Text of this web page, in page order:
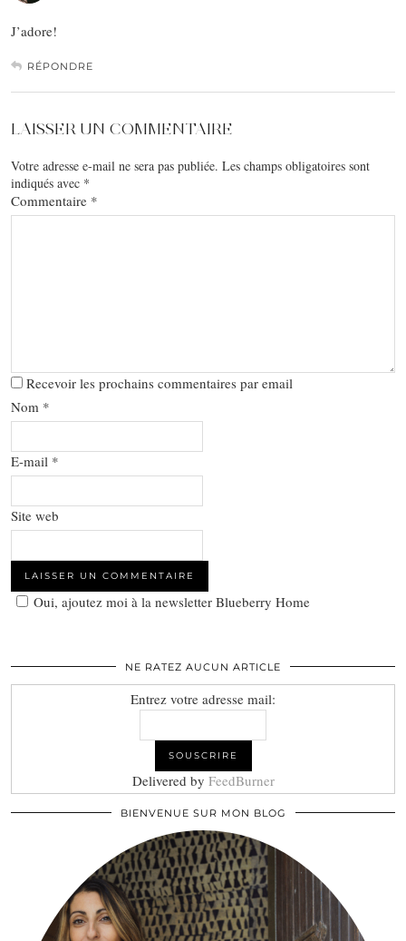
J’adore!
RÉPONDRE
LAISSER UN COMMENTAIRE
Votre adresse e-mail ne sera pas publiée. Les champs obligatoires sont
indiqués avec *
Commentaire *
Recevoir les prochains commentaires par email
Nom *
E-mail *
Site web
Oui, ajoutez moi à la newsletter Blueberry Home
NE RATEZ AUCUN ARTICLE
Entrez votre adresse mail:
Delivered by FeedBurner
BIENVENUE SUR MON BLOG